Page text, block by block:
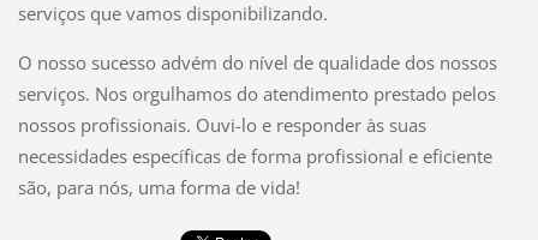
serviços que vamos disponibilizando.
O nosso sucesso advém do nível de qualidade dos nossos
serviços. Nos orgulhamos do atendimento prestado pelos
nossos profissionais. Ouvi-lo e responder às suas
necessidades específicas de forma profissional e eficiente
são, para nós, uma forma de vida!